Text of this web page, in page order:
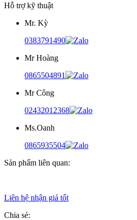
Hỗ trợ kỹ thuật
Mr. Kỳ
0383791490
Mr Hoàng
0865504891
Mr Công
02432012368
Ms.Oanh
0865935504
Sản phẩm liên quan:
Liên hệ nhận giá tốt
Chia sẻ: